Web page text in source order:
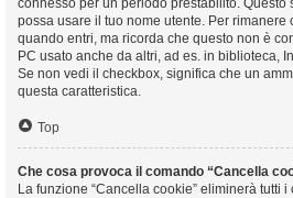
connesso per un periodo prestabilito. Questo
possa usare il tuo nome utente. Per rimanere
quando entri, ma ricorda che questo non è
PC usato anche da altri, ad es. in biblioteca,
Se non vedi il checkbox, significa che un
questa caratteristica.
Top
Che cosa provoca il comando “Cancella
La funzione “Cancella cookie” eliminerà tutti